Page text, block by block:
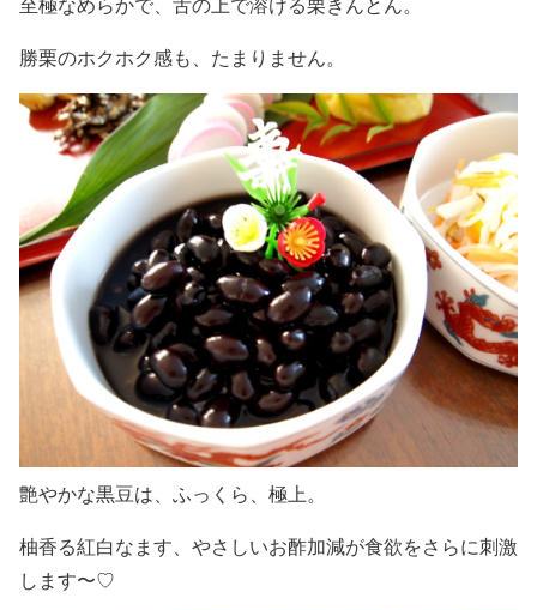
勝栗のホクホク感も、たまりません。
艶やかな黒豆は、ふっくら、極上。
柚香る紅白なます、やさしいお酢加減が食欲をさらに刺激
します〜♡